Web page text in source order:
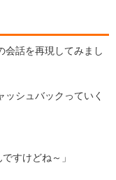
会話を再現してみまし
シュバックっていく
すけどね～」